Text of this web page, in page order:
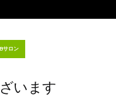
サロン
います